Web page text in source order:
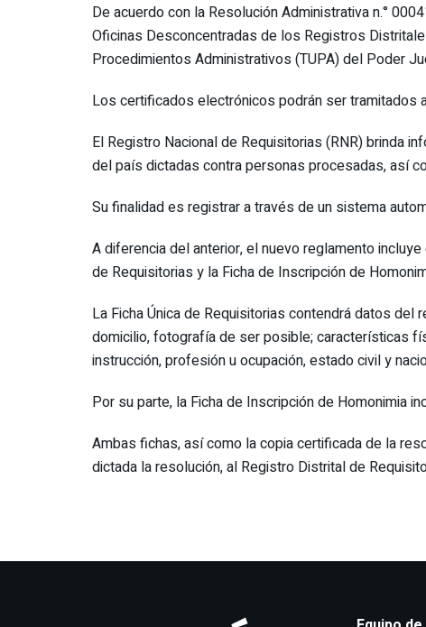
De acuerdo con la Resolución Administrativa n.°
Oficinas Desconcentradas de los Registros
Procedimientos Administrativos (TUPA) del Poder
Los certificados electrónicos podrán ser tramitados
El Registro Nacional de Requisitorias (RNR) brinda
del país dictadas contra personas procesadas, así
Su finalidad es registrar a través de un sistema
A diferencia del anterior, el nuevo reglamento
de Requisitorias y la Ficha de Inscripción de
La Ficha Única de Requisitorias contendrá datos
domicilio, fotografía de ser posible; características
instrucción, profesión u ocupación, estado civil y
Por su parte, la Ficha de Inscripción de Homonimia
Ambas fichas, así como la copia certificada de la
dictada la resolución, al Registro Distrital de